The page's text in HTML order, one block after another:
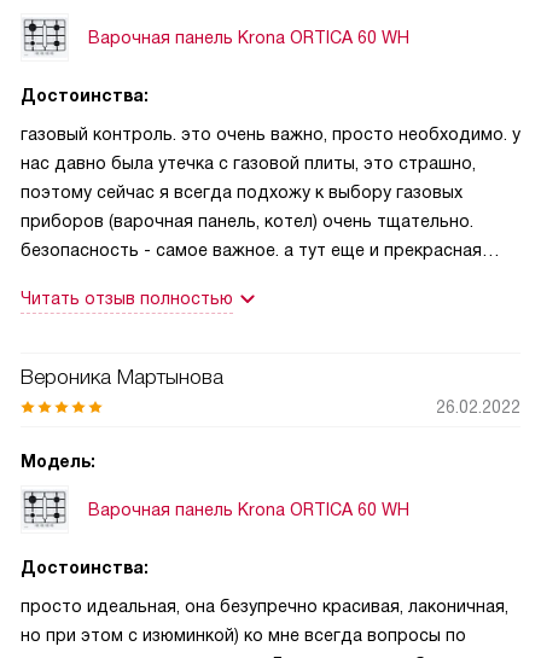
Варочная панель Krona ORTICA 60 WH
Достоинства:
газовый контроль. это очень важно, просто необходимо. у
нас давно была утечка с газовой плиты, это страшно,
поэтому сейчас я всегда подхожу к выбору газовых
приборов (варочная панель, котел) очень тщательно.
безопасность - самое важное. а тут еще и прекрасная
материалы хорошей толщины
Читать отзыв полностью
Вероника Мартынова
26.02.2022
Модель:
Варочная панель Krona ORTICA 60 WH
Достоинства:
просто идеальная, она безупречно красивая, лаконичная,
но при этом с изюминкой) ко мне всегда вопросы по